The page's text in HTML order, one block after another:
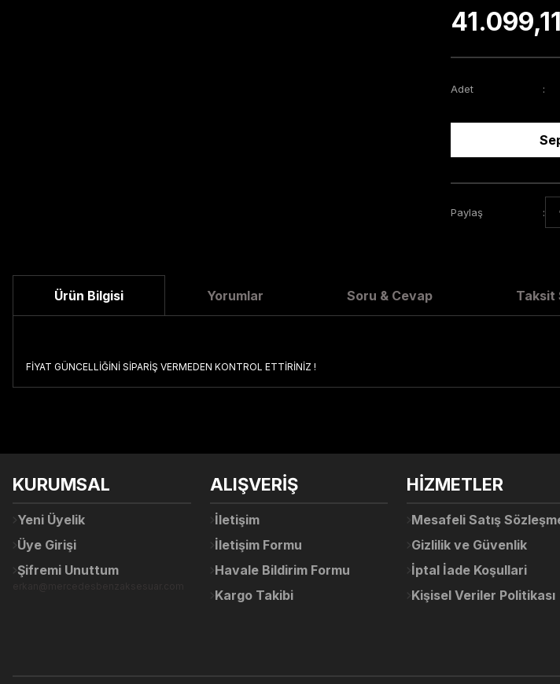
Adet
Paylaş
Ürün Bilgisi Yorumlar Soru & Cevap Taksit
FİYAT GÜNCELLİĞİNİ SİPARİŞ VERMEDEN KONTROL ETTİRİNİZ !
Yorum Yaz
Ürün açıklamasında eksik bilgiler bulunuyor.
Bu ürüne benzer farklı alternatifler olmalı.
Deneyimini
KURUMSAL
Yeni Üyelik
Üye Girişi
Şifremi Unuttum
ALIŞVERİŞ
İletişim
İletişim Formu
Havale Bildirim Formu
Kargo Takibi
HİZMETLER
Mesafeli Satış
Gizlilik ve Güvenlik
İptal İade Koşullari
Kişisel Veriler Politikası